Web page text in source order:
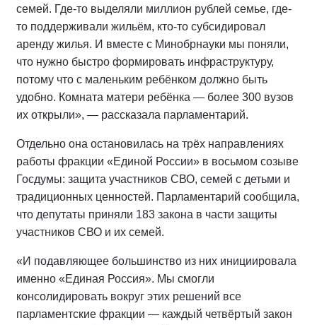
семей. Где-то выделяли миллион рублей семье, где-
то поддерживали жильём, кто-то субсидировал
аренду жилья. И вместе с Минобрнауки мы поняли,
что нужно быстро формировать инфраструктуру,
потому что с маленьким ребёнком должно быть
удобно. Комната матери ребёнка — более 300 вузов
их открыли», — рассказала парламентарий.
Отдельно она остановилась на трёх направлениях
работы фракции «Единой России» в восьмом созыве
Госдумы: защита участников СВО, семей с детьми и
традиционных ценностей. Парламентарий сообщила,
что депутаты приняли 183 закона в части защиты
участников СВО и их семей.
«И подавляющее большинство из них инициировала
именно «Единая Россия». Мы смогли
консолидировать вокруг этих решений все
парламентские фракции — каждый четвёртый закон